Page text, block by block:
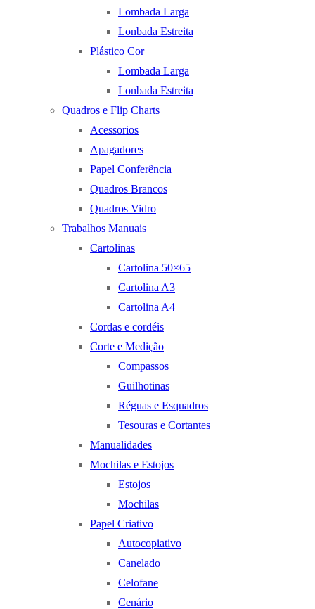
Lombada Larga
Lonbada Estreita
Plástico Cor
Lombada Larga
Lonbada Estreita
Quadros e Flip Charts
Acessorios
Apagadores
Papel Conferência
Quadros Brancos
Quadros Vidro
Trabalhos Manuais
Cartolinas
Cartolina 50×65
Cartolina A3
Cartolina A4
Cordas e cordéis
Corte e Medição
Compassos
Guilhotinas
Réguas e Esquadros
Tesouras e Cortantes
Manualidades
Mochilas e Estojos
Estojos
Mochilas
Papel Criativo
Autocopiativo
Canelado
Celofane
Cenário